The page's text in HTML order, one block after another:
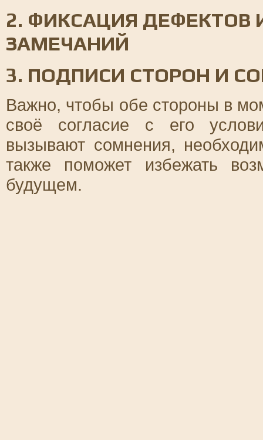
2. ФИКСАЦИЯ ДЕФЕКТОВ
ЗАМЕЧАНИЙ
3. ПОДПИСИ СТОРОН И
Важно, чтобы обе стороны в
своё согласие с его
вызывают сомнения,
также поможет избежать
будущем.